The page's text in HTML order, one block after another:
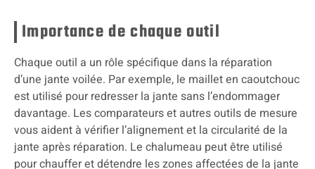
Importance de chaque outil
Chaque outil a un rôle spécifique dans la réparation
d’une jante voilée. Par exemple, le maillet en caoutchouc
est utilisé pour redresser la jante sans l’endommager
davantage. Les comparateurs et autres outils de mesure
vous aident à vérifier l’alignement et la circularité de la
jante après réparation. Le chalumeau peut être utilisé
pour chauffer et détendre les zones affectées de la jante